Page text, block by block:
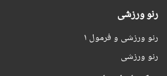
رنو ورزشی
رنو ورزشی و فرمول ۱
رنو ورزشی